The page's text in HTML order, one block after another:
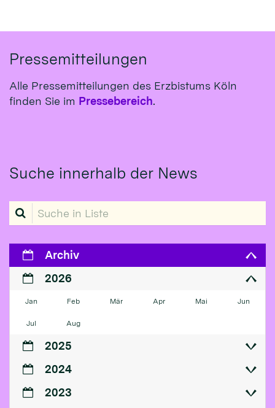
Pressemitteilungen
Alle Pressemitteilungen des Erzbistums Köln
finden Sie im Pressebereich.
Suche innerhalb der News
Suche in Liste
Archiv
2026
Jan Feb Mär Apr Mai Jun
Jul Aug
2025
2024
2023